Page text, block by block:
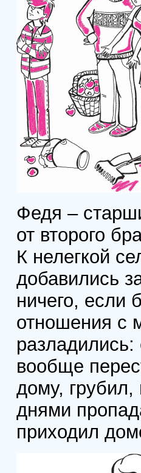
Федя –
от второго
К нелегкой
добавились
ничего, если
отношения с
разладились:
вообще
дому,
днями
приходил